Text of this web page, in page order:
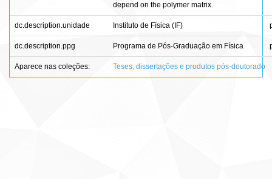
depend on the polymer matrix.
dc.description.unidade Instituto de Física (IF)
dc.description.ppg Programa de Pós-Graduação em Física
Aparece nas coleções: Teses, dissertações e produtos pós-doutorado